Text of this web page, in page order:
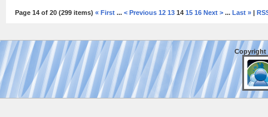
Page 14 of 20 (299 items) « First ... < Previous 12 13 14 15 16 Next > ... Last » |
Copyright